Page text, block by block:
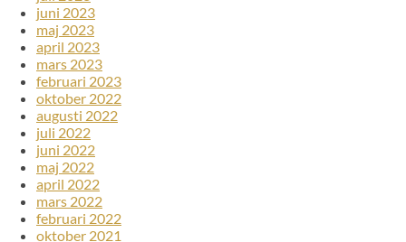
juni 2023
maj 2023
april 2023
mars 2023
februari 2023
oktober 2022
augusti 2022
juli 2022
juni 2022
maj 2022
april 2022
mars 2022
februari 2022
oktober 2021